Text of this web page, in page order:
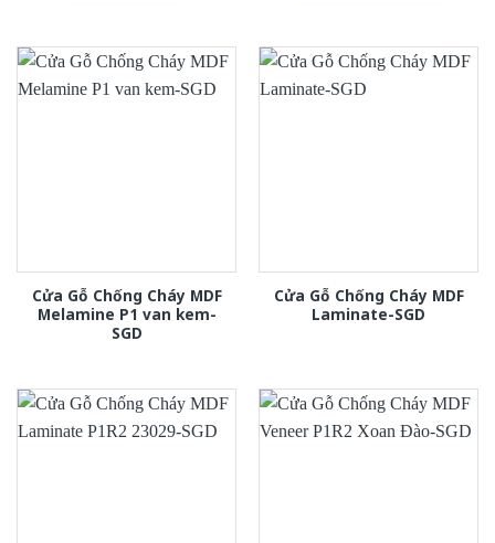
Cửa Gỗ Chống Cháy MDF
Melamine P1 van kem-
SGD
Cửa Gỗ Chống Cháy MDF
Laminate-SGD